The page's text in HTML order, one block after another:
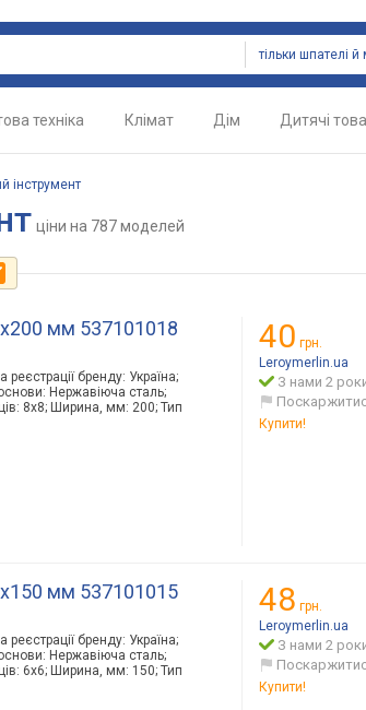
техніка Клімат Дім Дитячі
інструмент
ціни на 787 моделей
мм 537101018
бренду: Україна;
Нержавіюча сталь;
8х8; Ширина, мм: 200; Тип
40 грн.
Leroymerlin.ua
З нами 2
Купити!
мм 537101015
бренду: Україна;
Нержавіюча сталь;
6х6; Ширина, мм: 150; Тип
48 грн.
Leroymerlin.ua
З нами 2
Купити!